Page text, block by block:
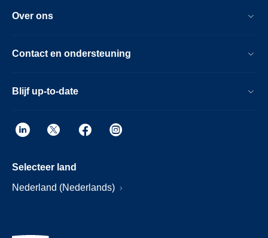
Over ons
Contact en ondersteuning
Blijf up-to-date
Selecteer land
Nederland (Nederlands)